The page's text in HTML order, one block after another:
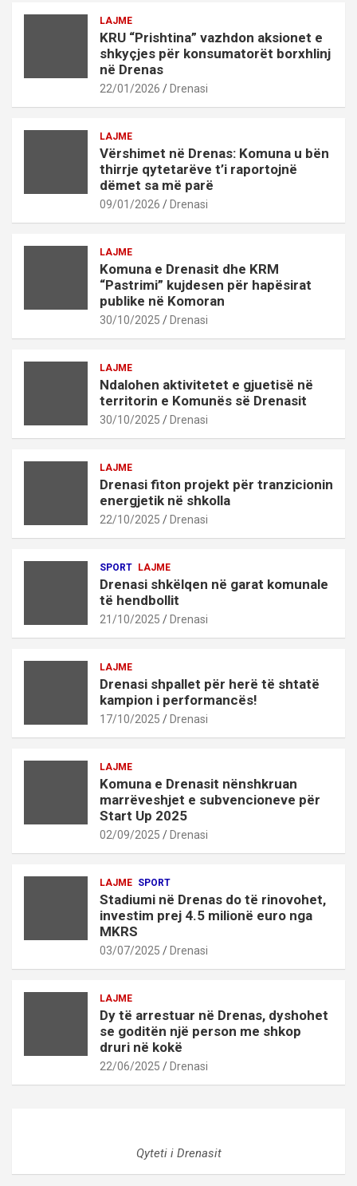
LAJME
KRU “Prishtina” vazhdon aksionet e
shkyçjes për konsumatorët borxhlinj
në Drenas
22/01/2026 Drenasi
LAJME
Vërshimet në Drenas: Komuna u bën
thirrje qytetarëve t’i raportojnë
dëmet sa më parë
09/01/2026 Drenasi
LAJME
Komuna e Drenasit dhe KRM
“Pastrimi” kujdesen për hapësirat
publike në Komoran
30/10/2025 Drenasi
LAJME
Ndalohen aktivitetet e gjuetisë në
territorin e Komunës së Drenasit
30/10/2025 Drenasi
LAJME
Drenasi fiton projekt për tranzicionin
energjetik në shkolla
22/10/2025 Drenasi
SPORT LAJME
Drenasi shkëlqen në garat komunale
të hendbollit
21/10/2025 Drenasi
LAJME
Drenasi shpallet për herë të shtatë
kampion i performancës!
17/10/2025 Drenasi
LAJME
Komuna e Drenasit nënshkruan
marrëveshjet e subvencioneve për
Start Up 2025
02/09/2025 Drenasi
LAJME SPORT
Stadiumi në Drenas do të rinovohet,
investim prej 4.5 milionë euro nga
MKRS
03/07/2025 Drenasi
LAJME
Dy të arrestuar në Drenas, dyshohet
se goditën një person me shkop
druri në kokë
22/06/2025 Drenasi
Qyteti i Drenasit